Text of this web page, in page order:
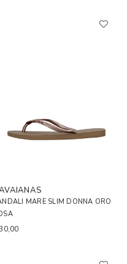
MARE SLIM DONNA ORO